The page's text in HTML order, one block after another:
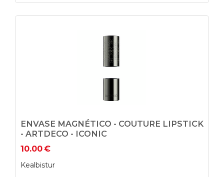
ENVASE MAGNÉTICO - COUTURE LIPSTICK
- ARTDECO - ICONIC
10.00€
Kealbistur